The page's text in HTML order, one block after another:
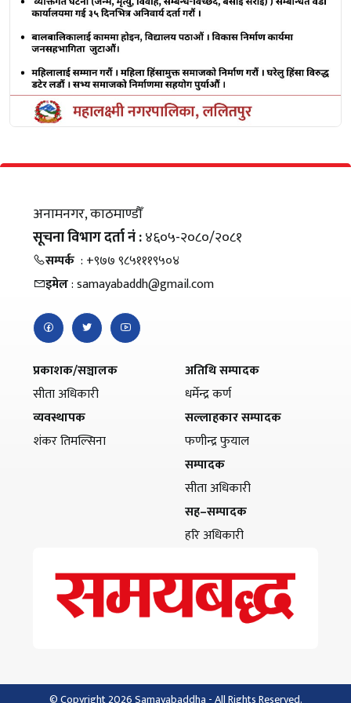
अनामनगर, काठमाण्डौँ
सूचना विभाग दर्ता नं :४६०५-२०८०/२०८१
सम्पर्क : +९७७ ९८५१११९५०४
इमेल: samayabaddh@gmail.com
प्रकाशक/सञ्चालक
सीता अधिकारी
व्यवस्थापक
शंकर तिमल्सिना
अतिथि सम्पादक
धर्मेन्द्र कर्ण
सल्लाहकार सम्पादक
फणीन्द्र फुयाल
सम्पादक
सीता अधिकारी
सह–सम्पादक
हरि अधिकारी
© Copyright 2026 Samayabaddha - All Rights Reserved.